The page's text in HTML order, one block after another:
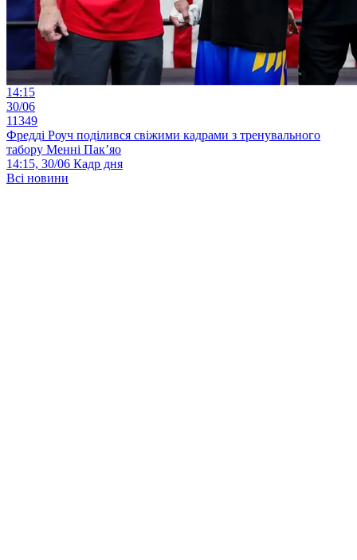
14:15
30/06
11349
Фредді Роуч поділився свіжими кадрами з тренувального
табору Менні Пак’яо
14:15, 30/06 Кадр дня
Всі новини